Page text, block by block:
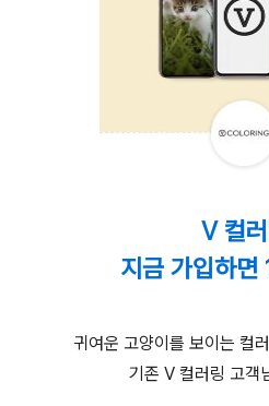
V 컬
지금 가입하면
귀여운 고양이를 보이는 컬
기존 V 컬러링 고객